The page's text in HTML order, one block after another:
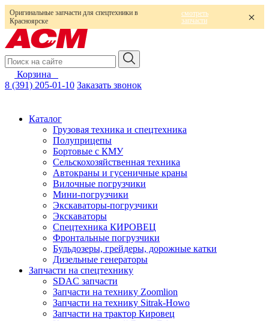
Оригинальные запчасти для спецтехники в
Красноярске
смотреть
запчасти
Корзина
8 (391) 205-01-10 Заказать звонок
Каталог
Грузовая техника и спецтехника
Полуприцепы
Бортовые с КМУ
Сельскохозяйственная техника
Автокраны и гусеничные краны
Вилочные погрузчики
Мини-погрузчики
Экскаваторы-погрузчики
Экскаваторы
Спецтехника КИРОВЕЦ
Фронтальные погрузчики
Бульдозеры, грейдеры, дорожные катки
Дизельные генераторы
Запчасти на спецтехнику
SDAC запчасти
Запчасти на технику Zoomlion
Запчасти на технику Sitrak-Howo
Запчасти на трактор Кировец